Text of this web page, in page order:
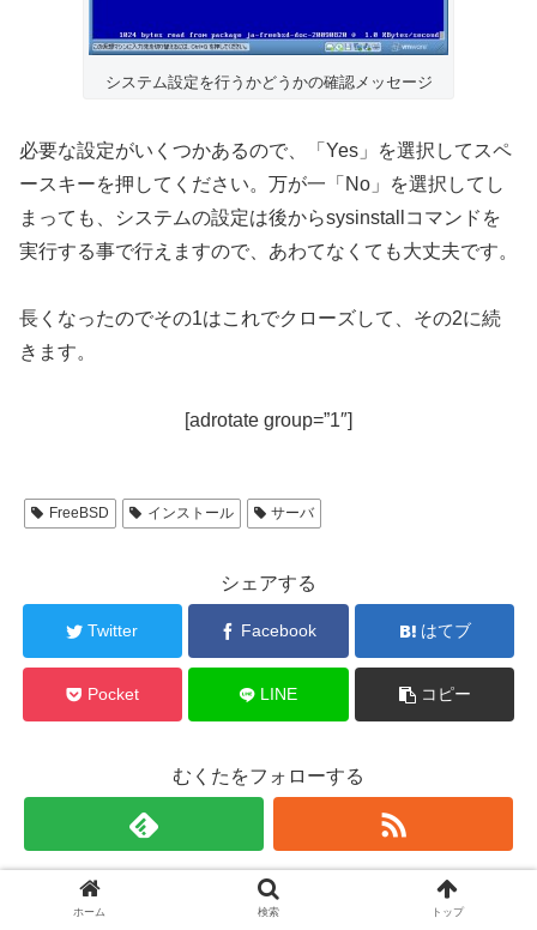
システム設定を行うかどうかの確認メッセージ
必要な設定がいくつかあるので、「Yes」を選択してスペ
ースキーを押してください。万が一「No」を選択してし
まっても、システムの設定は後からsysinstallコマンドを
実行する事で行えますので、あわてなくても大丈夫です。
長くなったのでその1はこれでクローズして、その2に続
きます。
[adrotate group=”1″]
FreeBSD インストール サーバ
シェアする
Twitter Facebook はてブ
Pocket LINE コピー
むくたをフォローする
むくた
ホーム 検索 トップ